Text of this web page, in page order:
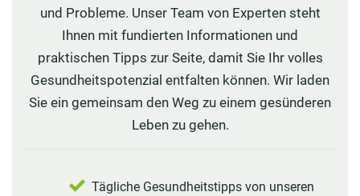
und Probleme. Unser Team von Experten steht
Ihnen mit fundierten Informationen und
praktischen Tipps zur Seite, damit Sie Ihr volles
Gesundheitspotenzial entfalten können. Wir laden
Sie ein gemeinsam den Weg zu einem gesünderen
Leben zu gehen.
Tägliche Gesundheitstipps von unseren